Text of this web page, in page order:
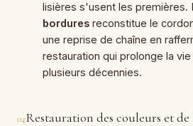
lisières s'usent les premières.
bordures reconstitue le
une reprise de chaîne en
restauration qui prolonge la
plusieurs décennies.
04Restauration des couleurs et